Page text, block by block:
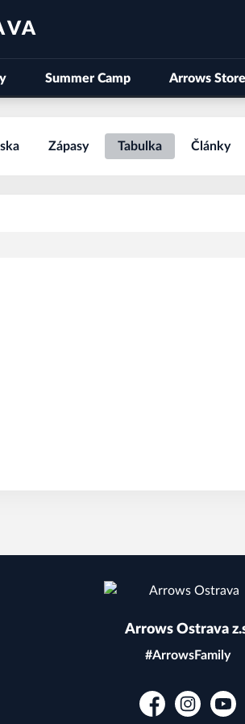
Summer Camp Arrows Store
Zápasy Tabulka Články
Arrows Ostrava
#ArrowsFamily
FacebookInstagram